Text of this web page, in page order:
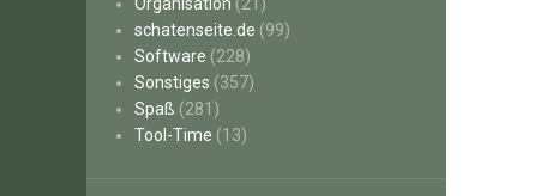
schatenseite.de (99)
Software (228)
Sonstiges (357)
Spaß (281)
Tool-Time (13)